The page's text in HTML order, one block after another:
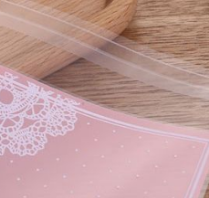
peace and happiness'. Leuk om
presentje. Het zakje heeft een
heeft het een hoogte van
8788911149491